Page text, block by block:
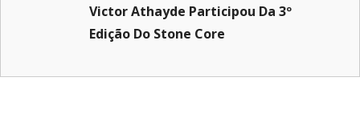
Victor Athayde Participou Da 3º
Edição Do Stone Core